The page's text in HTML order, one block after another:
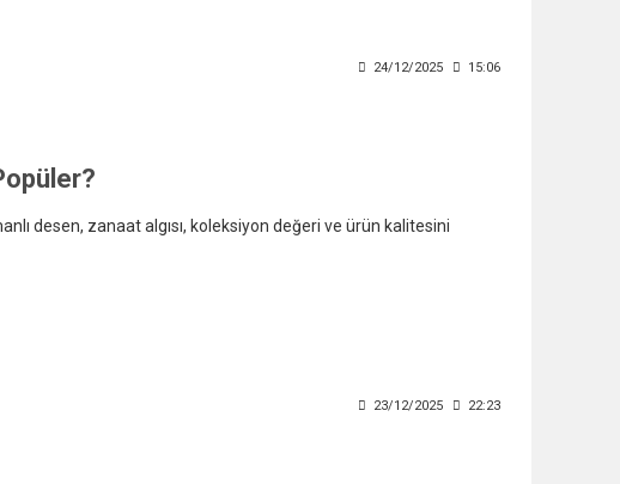
24/12/2025 15:06
desen, zanaat algısı, koleksiyon değeri ve ürün kalitesini
23/12/2025 22:23